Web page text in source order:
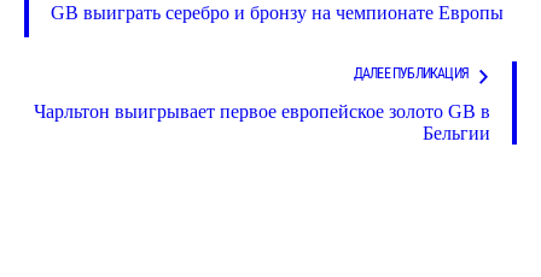
GB выиграть серебро и бронзу на чемпионате Европы
ДАЛЕЕ ПУБЛИКАЦИЯ
Чарльтон выигрывает первое европейское золото GB в
Бельгии